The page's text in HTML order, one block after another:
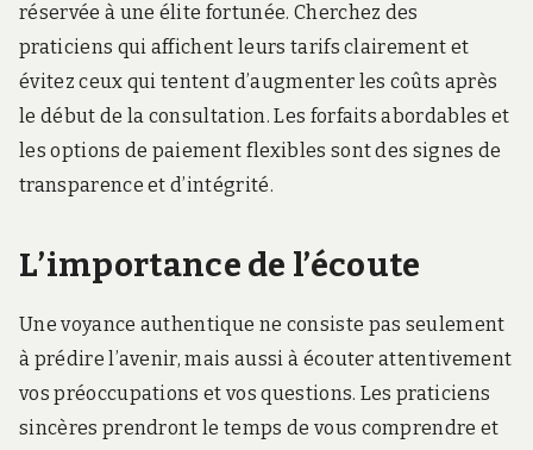
réservée à une élite fortunée. Cherchez des
praticiens qui affichent leurs tarifs clairement et
évitez ceux qui tentent d’augmenter les coûts après
le début de la consultation. Les forfaits abordables et
les options de paiement flexibles sont des signes de
transparence et d’intégrité.
L’importance de l’écoute
Une voyance authentique ne consiste pas seulement
à prédire l’avenir, mais aussi à écouter attentivement
vos préoccupations et vos questions. Les praticiens
sincères prendront le temps de vous comprendre et